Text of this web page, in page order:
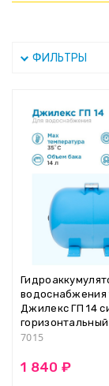
ФИЛЬТРЫ
водоснабжения
Джилекс ГП 14
горизонтальный
7015
1 840 ₽